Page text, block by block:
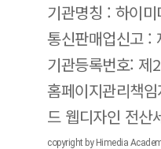
기관명칭 : 하이
통신판매업신고 :
기관등록번호: 제
홈페이지관리책
드 웹디자인 전산
copyright by Himedia